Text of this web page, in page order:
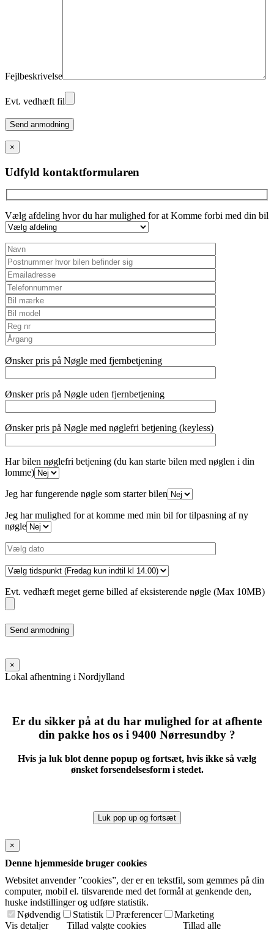
Fejlbeskrivelse
Evt. vedhæft fil
Please
leave
this
field
empty.
×
Udfyld kontaktformularen
Vælg afdeling hvor du har mulighed for at Komme forbi med din bil
Ønsker pris på Nøgle med fjernbetjening
Ønsker pris på Nøgle uden fjernbetjening
Ønsker pris på Nøgle med nøglefri betjening (keyless)
Har bilen nøglefri betjening (du kan starte bilen med nøglen i din
lomme)
Jeg har fungerende nøgle som starter bilen
Jeg har mulighed for at komme med min bil for tilpasning af ny
nøgle
Evt. vedhæft meget gerne billed af eksisterende nøgle (Max 10MB)
Please
leave
field
empty.
×
Lokal afhentning i Nordjylland
Er du sikker på at du har mulighed for at afhente
din pakke hos os i 9400 Nørresundby ?
Hvis ja luk blot denne popup og fortsæt, hvis ikke så vælg
ønsket forsendelsesform i stedet.
Luk pop up og fortsæt
×
Denne hjemmeside bruger cookies
Websitet anvender ”cookies”, der er en tekstfil, som gemmes på din
computer, mobil el. tilsvarende med det formål at genkende den,
huske indstillinger og udføre statistik.
Nødvendig
Statistik Præferencer
Marketing
Vis detaljer
Tillad valgte cookies Tillad alle